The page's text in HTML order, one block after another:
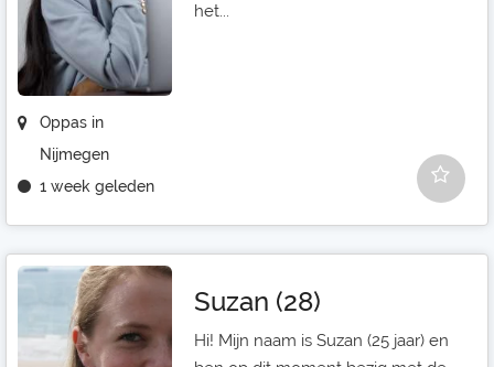
Oppas in
Nijmegen
1 week geleden
het...
Suzan (28)
Hi! Mijn naam is Suzan (25 jaar) en